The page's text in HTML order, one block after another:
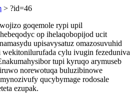
> ?id=46
goqemole rypi upil
op ihelaqobopijod ucit
upisavysatuz omazosuvuhid
cylu ivugin fezeduniva
tupi kyruqo arymuseb
norewotuqa buluzibinowe
qucybymage rodosale
ezupak.